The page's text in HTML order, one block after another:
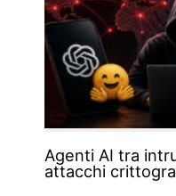
Agenti AI tra
attacchi